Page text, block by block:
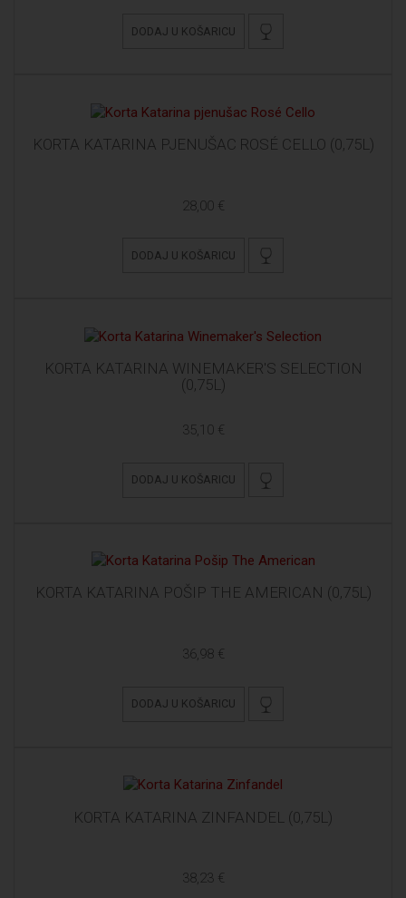
DODAJ U KOŠARICU
KORTA KATARINA PJENUŠAC ROSÉ CELLO (0,75L)
28,00 €
DODAJ U KOŠARICU
KORTA KATARINA WINEMAKER'S SELECTION
(0,75L)
35,10 €
DODAJ U KOŠARICU
KORTA KATARINA POŠIP THE AMERICAN (0,75L)
36,98 €
DODAJ U KOŠARICU
KORTA KATARINA ZINFANDEL (0,75L)
38,23 €